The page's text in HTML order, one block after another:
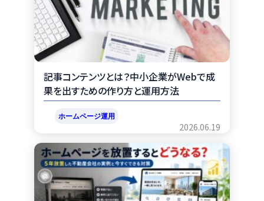
記事コンテンツとは？中小企業がWebで成
果を出すための作り方と運用方法
ホームページ運用
2026.06.19